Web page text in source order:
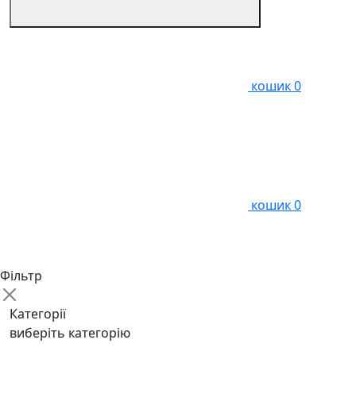
кошик0
кошик0
Фільтр
Категорії
виберіть категорію